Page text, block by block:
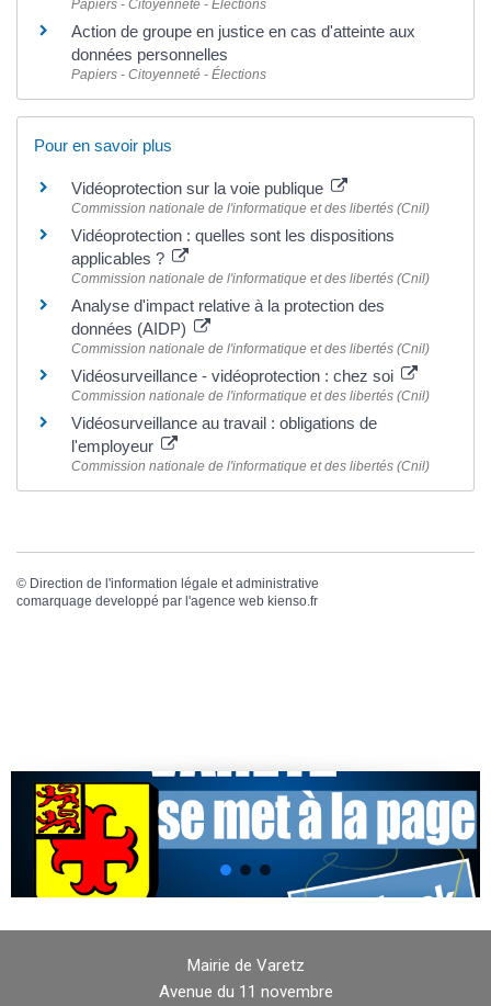
Papiers - Citoyenneté - Élections
Action de groupe en justice en cas d'atteinte aux
données personnelles
Papiers - Citoyenneté - Élections
Pour en savoir plus
Vidéoprotection sur la voie publique
Commission nationale de l'informatique et des libertés (Cnil)
Vidéoprotection : quelles sont les dispositions
applicables ?
Commission nationale de l'informatique et des libertés (Cnil)
Analyse d'impact relative à la protection des
données (AIDP)
Commission nationale de l'informatique et des libertés (Cnil)
Vidéosurveillance - vidéoprotection : chez soi
Commission nationale de l'informatique et des libertés (Cnil)
Vidéosurveillance au travail : obligations de
l'employeur
Commission nationale de l'informatique et des libertés (Cnil)
© Direction de l'information légale et administrative
comarquage developpé par l'agence web kienso.fr
Mairie de Varetz
Avenue du 11 novembre